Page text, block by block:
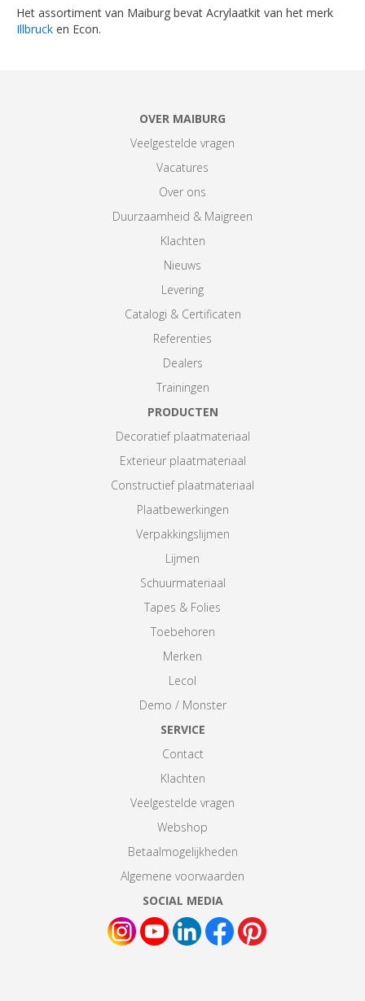
Het assortiment van Maiburg bevat Acrylaatkit van het merk
Illbruck en Econ.
OVER MAIBURG
Veelgestelde vragen
Vacatures
Over ons
Duurzaamheid & Maigreen
Klachten
Nieuws
Levering
Catalogi & Certificaten
Referenties
Dealers
Trainingen
PRODUCTEN
Decoratief plaatmateriaal
Exterieur plaatmateriaal
Constructief plaatmateriaal
Plaatbewerkingen
Verpakkingslijmen
Lijmen
Schuurmateriaal
Tapes & Folies
Toebehoren
Merken
Lecol
Demo / Monster
SERVICE
Contact
Klachten
Veelgestelde vragen
Webshop
Betaalmogelijkheden
Algemene voorwaarden
SOCIAL MEDIA